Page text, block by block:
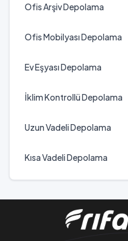
Ofis Arşiv Depolama
Ofis Mobilyası Depolama
Ev Eşyası Depolama
İklim Kontrollü Depolama
Uzun Vadeli Depolama
Kısa Vadeli Depolama